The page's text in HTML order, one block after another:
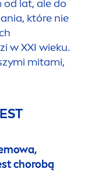
od lat, ale do
które nie
w XXI wieku.
mitami,
chorobą